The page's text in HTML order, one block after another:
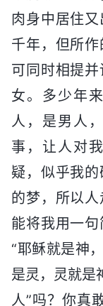
肉身中居住
千年，但所作
可同时相提
女。多少年
人，是男人
事，让人对
疑，似乎我
的梦，所以
能将我用一
“耶稣就是神
是灵，灵就是
人”吗？你真